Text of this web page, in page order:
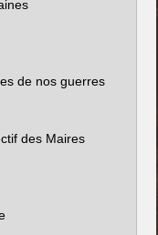
de nos guerres
des Maires